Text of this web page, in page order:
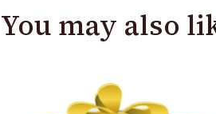
You may also